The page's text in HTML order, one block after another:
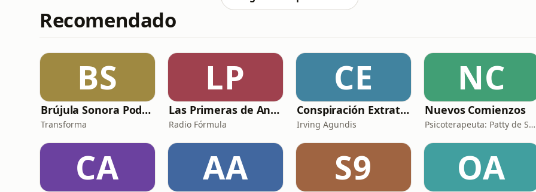
Recomendado
BS
Brújula Sonora Podcast
Transforma
LP
Las Primeras de Anda
Radio Fórmula
CE
Conspiración Extraterrestre
Irving Agundis
NC
Nuevos Comienzos
Psicoterapeuta: Patty de Sáenz
CA AA S9 OA